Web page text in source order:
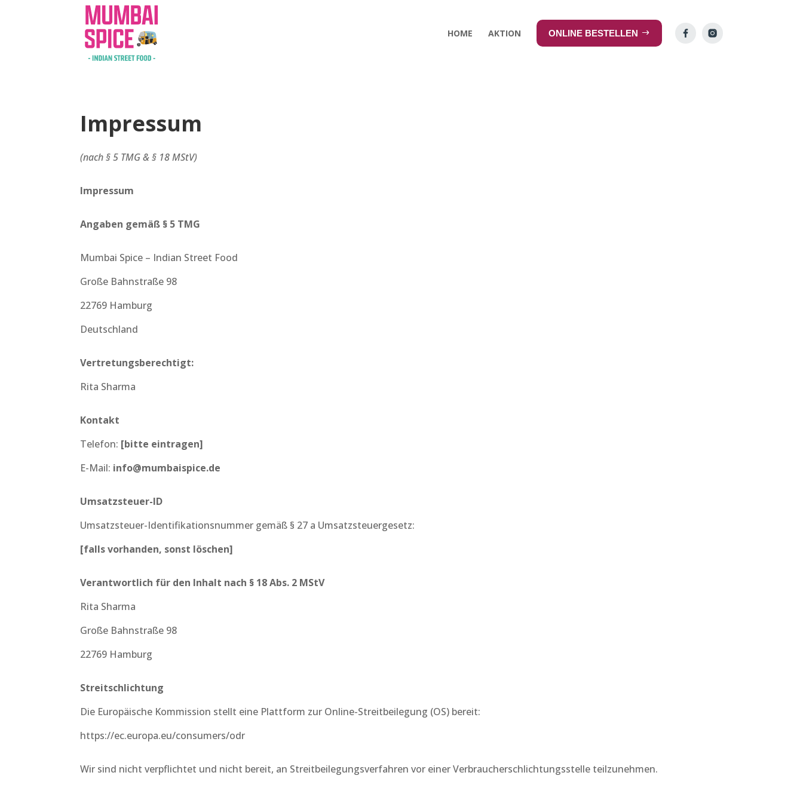
HOME AKTION ONLINE BESTELLEN
Impressum
(nach § 5 TMG & § 18 MStV)
Impressum
Angaben gemäß § 5 TMG
Mumbai Spice – Indian Street Food
Große Bahnstraße 98
22769 Hamburg
Deutschland
Vertretungsberechtigt:
Rita Sharma
Kontakt
Telefon: [bitte eintragen]
E-Mail: info@mumbaispice.de
Umsatzsteuer-ID
Umsatzsteuer-Identifikationsnummer gemäß § 27 a Umsatzsteuergesetz:
[falls vorhanden, sonst löschen]
Verantwortlich für den Inhalt nach § 18 Abs. 2 MStV
Rita Sharma
Große Bahnstraße 98
22769 Hamburg
Streitschlichtung
Die Europäische Kommission stellt eine Plattform zur Online-Streitbeilegung (OS) bereit:
https://ec.europa.eu/consumers/odr
Wir sind nicht verpflichtet und nicht bereit, an Streitbeilegungsverfahren vor einer Verbraucherschlichtungsstelle teilzunehmen.